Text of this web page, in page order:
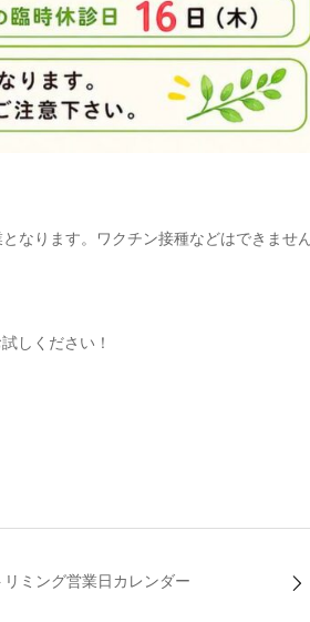
なります。ワクチン接種などはできませ
しください！
リミング営業日カレンダー